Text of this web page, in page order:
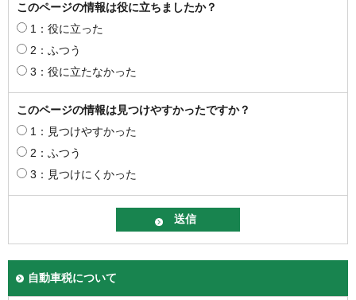
このページの情報は役に立ちましたか？
1：役に立った
2：ふつう
3：役に立たなかった
このページの情報は見つけやすかったですか？
1：見つけやすかった
2：ふつう
3：見つけにくかった
自動車税について